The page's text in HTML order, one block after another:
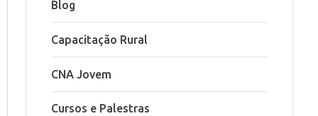
Blog
Capacitação Rural
CNA Jovem
Cursos e Palestras